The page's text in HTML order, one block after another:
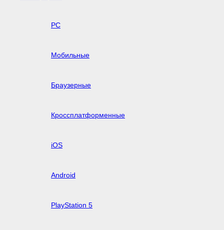
PC
Мобильные
Браузерные
Кроссплатформенные
iOS
Android
PlayStation 5